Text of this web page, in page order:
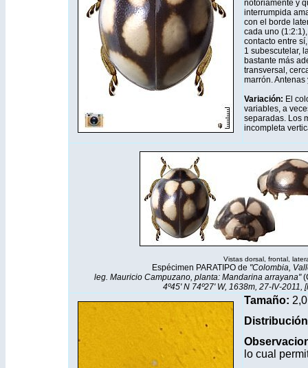
notoriamente y
interrumpida
con el borde
cada uno
contacto entre
1 subescutelar,
bastante más
transversal,
marrón.
Variación: El
variables, a
separadas. Los
incompleta
Vistas dorsal, frontal,
Espécimen PARATIPO de "Colombia,
leg. Mauricio Campuzano, planta: Mandarina arrayana"
4º45' N 74º27' W, 1638m, 27-IV-
Tamaño:
Distribución
lo cual